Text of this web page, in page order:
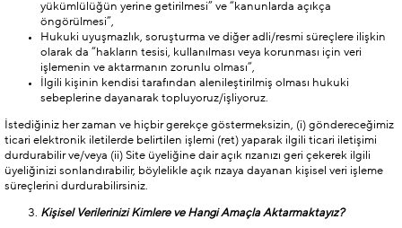
yükümlülüğün yerine getirilmesi” ve “kanunlarda açıkça
öngörülmesi”,
Hukuki uyuşmazlık, soruşturma ve diğer adli/resmi süreçlere ilişkin
olarak da “hakların tesisi, kullanılması veya korunması için veri
işlemenin ve aktarmanın zorunlu olması”,
İlgili kişinin kendisi tarafından alenileştirilmiş olması hukuki
sebeplerine dayanarak topluyoruz/işliyoruz.
İstediğiniz her zaman ve hiçbir gerekçe göstermeksizin, (i) göndereceğimiz
ticari elektronik iletilerde belirtilen işlemi (ret) yaparak ilgili ticari iletişimi
durdurabilir ve/veya (ii) Site üyeliğine dair açık rızanızı geri çekerek ilgili
üyeliğinizi sonlandırabilir, böylelikle açık rızaya dayanan kişisel veri işleme
süreçlerini durdurabilirsiniz.
Kişisel Verilerinizi Kimlere ve Hangi Amaçla Aktarmaktayız?